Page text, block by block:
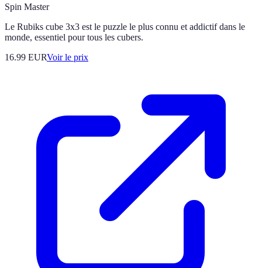
Spin Master
Le Rubiks cube 3x3 est le puzzle le plus connu et addictif dans le
monde, essentiel pour tous les cubers.
16.99 EURVoir le prix